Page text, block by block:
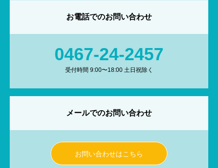
お電話でのお問い合わせ
0467-24-2457
受付時間 9:00〜18:00 土日祝除く
メールでのお問い合わせ
お問い合わせはこちら